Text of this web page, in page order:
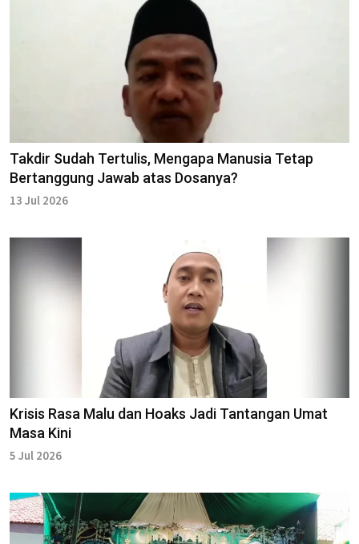
Takdir Sudah Tertulis, Mengapa Manusia Tetap
Bertanggung Jawab atas Dosanya?
13 Jul 2026
Krisis Rasa Malu dan Hoaks Jadi Tantangan Umat
Masa Kini
5 Jul 2026